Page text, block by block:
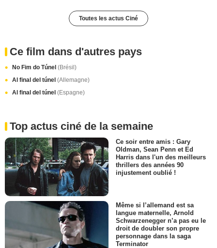
Toutes les actus Ciné
Ce film dans d'autres pays
No Fim do Túnel (Brésil)
Al final del túnel (Allemagne)
Al final del túnel (Espagne)
Top actus ciné de la semaine
Ce soir entre amis : Gary
Oldman, Sean Penn et Ed
Harris dans l'un des meilleurs
thrillers des années 90
injustement oublié !
Même si l’allemand est sa
langue maternelle, Arnold
Schwarzenegger n’a pas eu le
droit de doubler son propre
personnage dans la saga
Terminator